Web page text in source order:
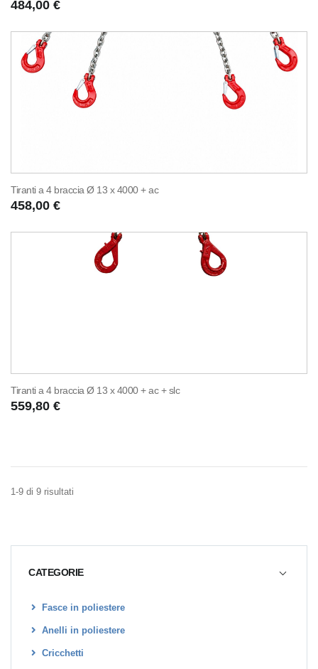
CATEGORIE
Fasce in poliestere
Anelli in poliestere
Cricchetti
484,00 €
Tiranti a 4 braccia Ø 13 x 4000 + ac
458,00 €
Tiranti a 4 braccia Ø 13 x 4000 + ac + slc
559,80 €
1-9 di 9 risultati